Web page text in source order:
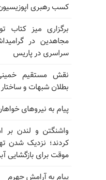
کسب رهبری
برگزاری میز کتاب
مجاهدین در
سراسری در پاریس
بطلان شبهات و
پیام به نیروهای خواهان ارتباط
واشنگتن و لندن بر
کردند؛ نزدیک شدن
موقت برای بازگشایی
پیام به آرامش جهرم